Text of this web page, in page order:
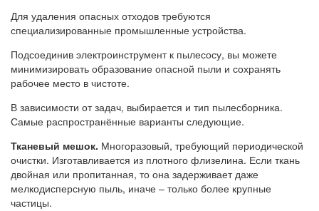
Для удаления опасных отходов требуются
специализированные промышленные устройства.
Подсоединив электроинструмент к пылесосу, вы можете
минимизировать образование опасной пыли и сохранять
рабочее место в чистоте.
В зависимости от задач, выбирается и тип пылесборника.
Самые распространённые варианты следующие.
Тканевый мешок. Многоразовый, требующий периодической
очистки. Изготавливается из плотного флизелина. Если ткань
двойная или пропитанная, то она задерживает даже
мелкодисперсную пыль, иначе – только более крупные
частицы.